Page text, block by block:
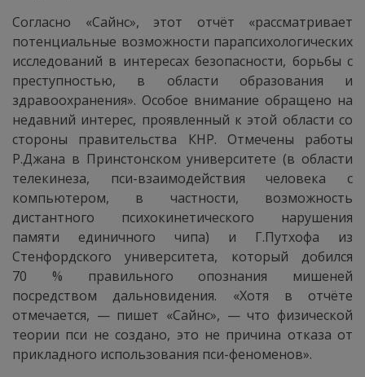
Согласно «Сайнс», этот отчёт «рассматривает
потенциальные возможности парапсихологических
исследований в интересах безопасности, борьбы с
преступностью, в области образования и
здравоохранения». Особое внимание обращено на
недавний интерес, проявленный к этой области со
стороны правительства КНР. Отмечены работы
Р.Джана в Принстонском университете (в области
телекинеза, пси-взаимодействия человека с
компьютером, в частности, возможность
дистантного психокинетического нарушения
памяти единичного чипа) и Г.Путхофа из
Стенфордского университета, который добился
70 % правильного опознания мишеней
посредством дальновидения. «Хотя в отчёте
отмечается, — пишет «Сайнс», — что физической
теории пси не создано, это не причина отказа от
прикладного использования пси-феноменов».